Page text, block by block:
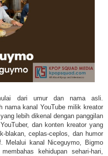
dari umur dan nama asli.
nama kanal YouTube milik kreator
lebih dikenal dengan panggilan
dan konten kreator yang
blakan, ceplas-ceplos, dan humor
Melalui kanal Niceguymo, Bigmo
kehidupan sehari-hari,